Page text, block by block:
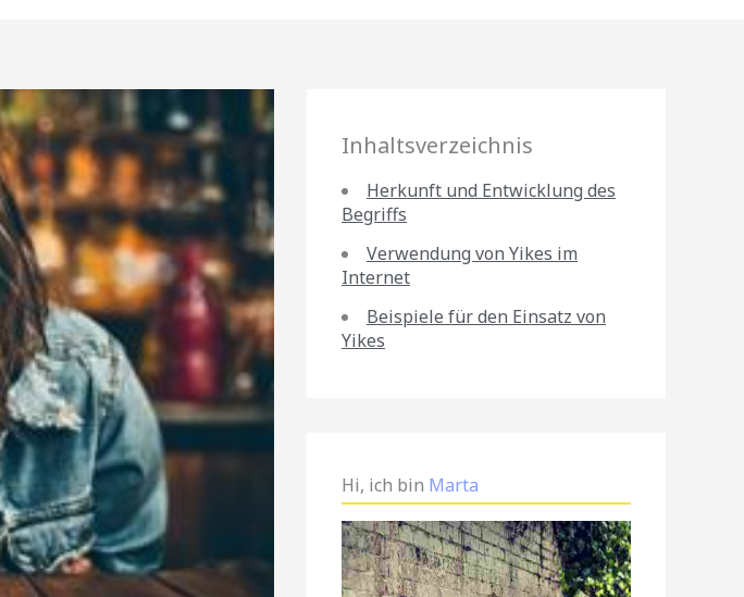
Inhaltsverzeichnis
Herkunft und Entwicklung des
Begriffs
Verwendung von Yikes im
Internet
Beispiele für den Einsatz von
Yikes
Hi, ich bin Marta